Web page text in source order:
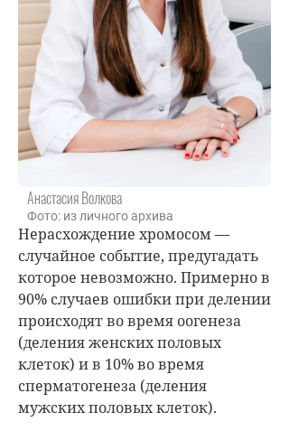
Анастасия Волкова
Фото: из личного архива
Нерасхождение хромосом —
случайное событие, предугадать
которое невозможно. Примерно в
90% случаев ошибки при делении
происходят во время оогенеза
(деления женских половых
клеток) и в 10% во время
сперматогенеза (деления
мужских половых клеток).